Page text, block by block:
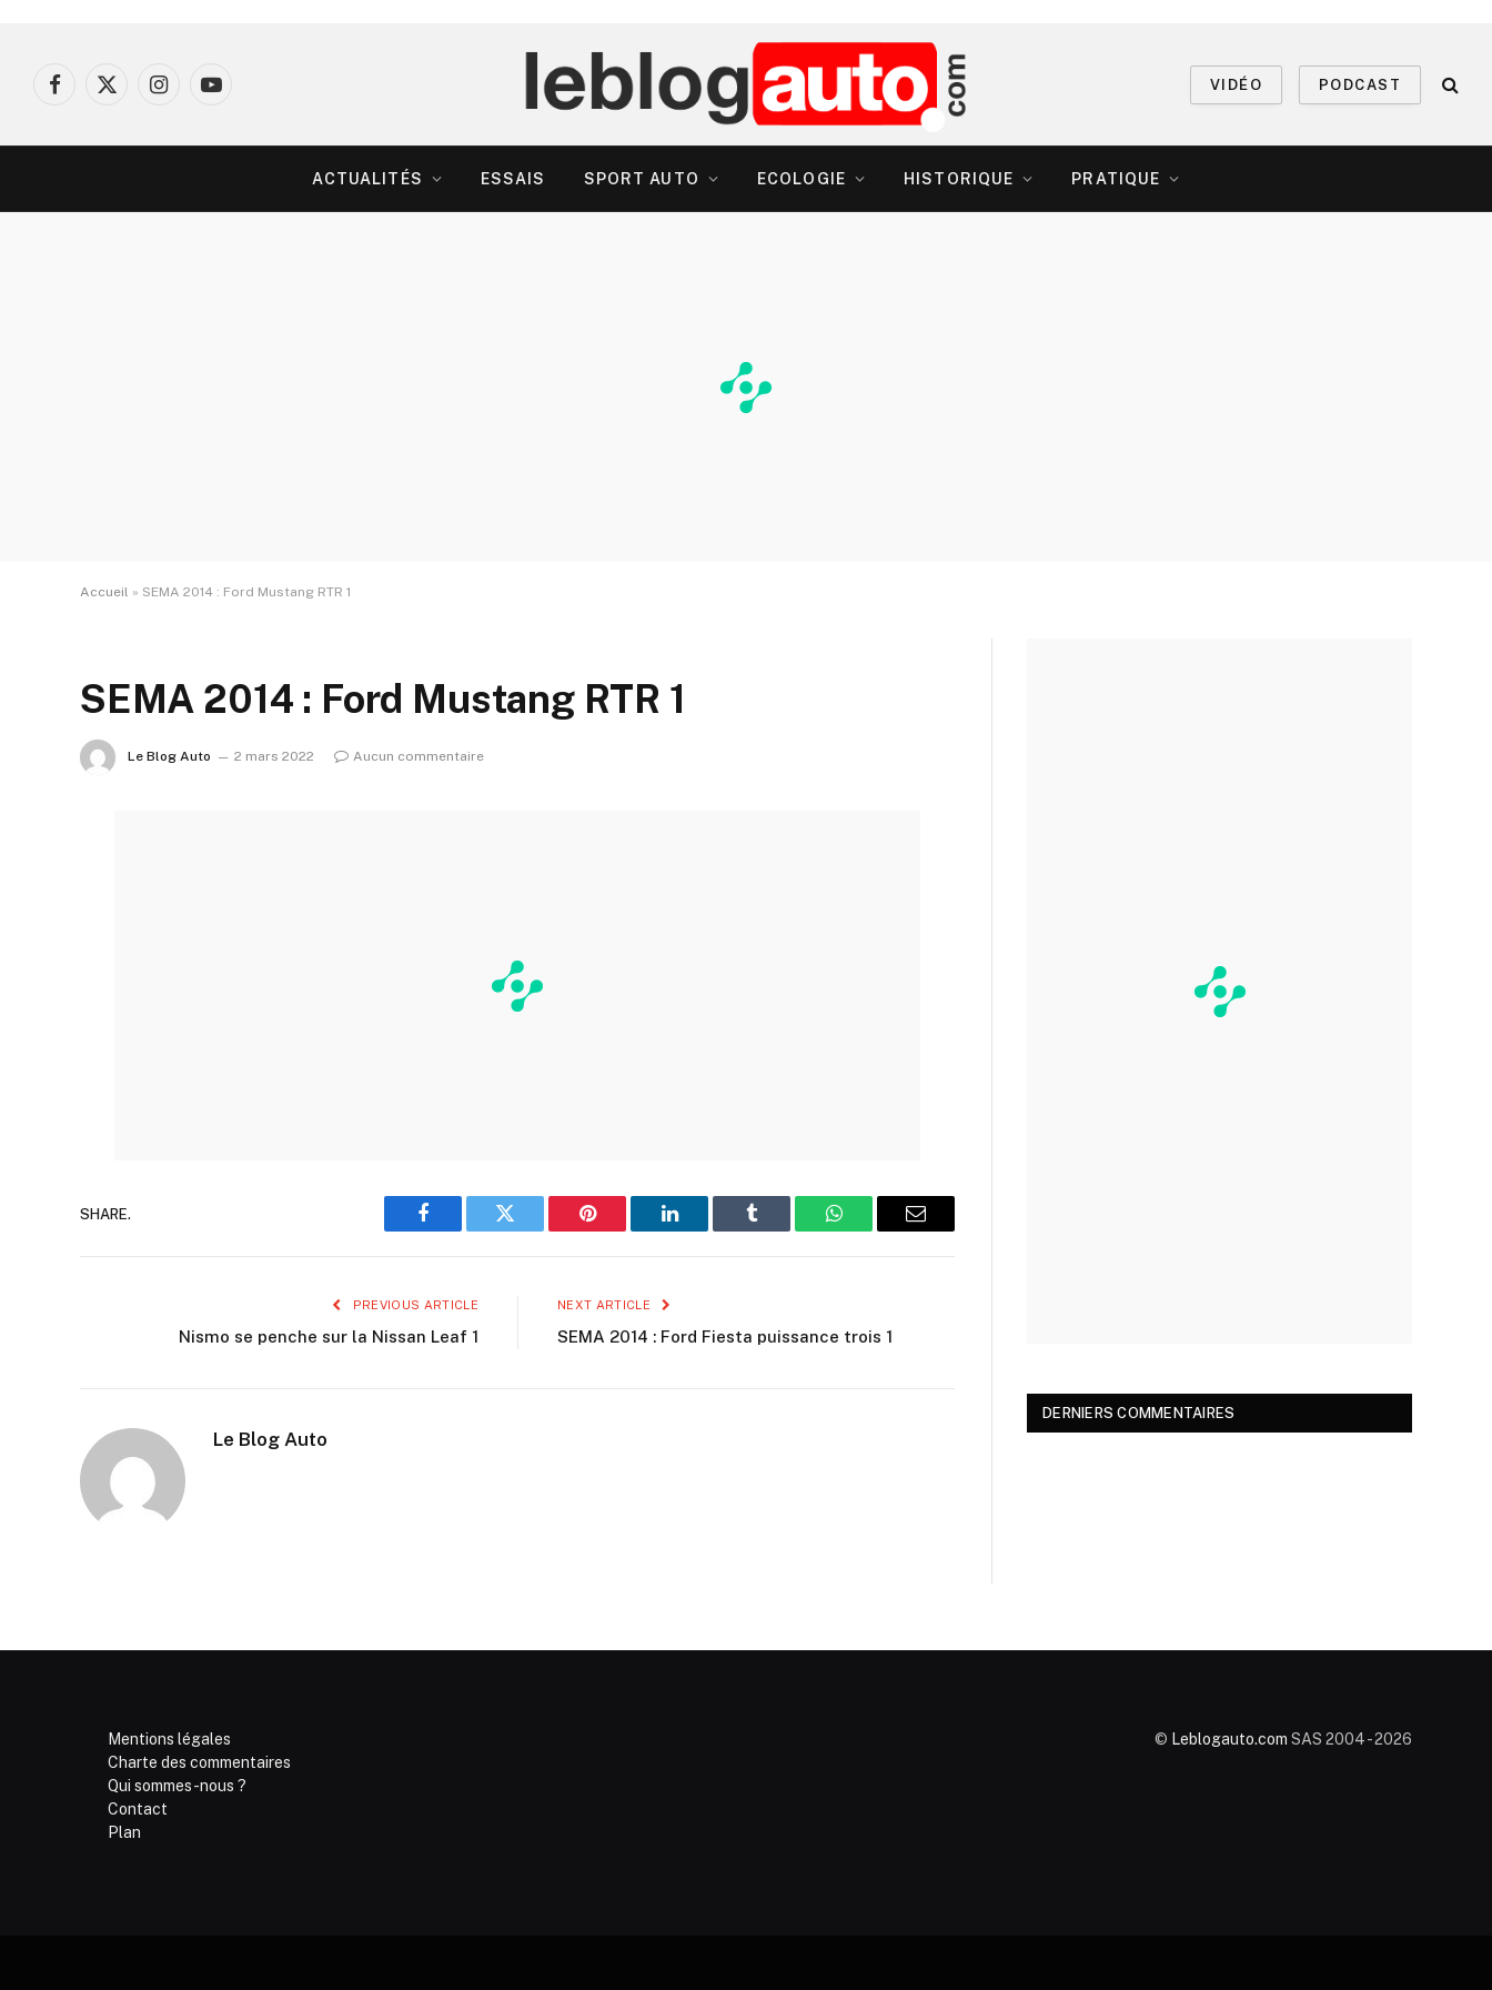
Facebook
X
InstagramYouTube
VIDÉO PODCAST
ACTUALITÉS ESSAIS SPORT AUTO ECOLOGIE HISTORIQUE PRATIQUE
Accueil » SEMA 2014 : Ford Mustang RTR 1
SEMA 2014 : Ford Mustang RTR 1
Le Blog Auto 2 mars 2022 Aucun commentaire
SHARE.
Facebook Twitter Pinterest LinkedIn Tumblr WhatsAppEmail
PREVIOUS ARTICLE
Nismo se penche sur la Nissan Leaf 1
NEXT ARTICLE
SEMA 2014 : Ford Fiesta puissance trois 1
Le Blog Auto
DERNIERS COMMENTAIRES
Mentions légales
Charte des commentaires
Qui sommes-nous ?
Contact
Plan
© Leblogauto.com SAS 2004 - 2026